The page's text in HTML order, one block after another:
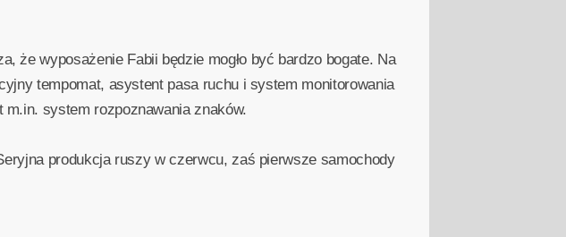
że wyposażenie Fabii będzie mogło być bardzo bogate. Na
tempomat, asystent pasa ruchu i system monitorowania
system rozpoznawania znaków.
produkcja ruszy w czerwcu, zaś pierwsze samochody